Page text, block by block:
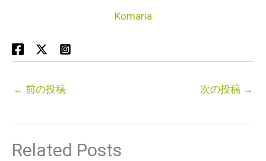
Komaria
← 前の投稿 次の投稿 →
Related Posts